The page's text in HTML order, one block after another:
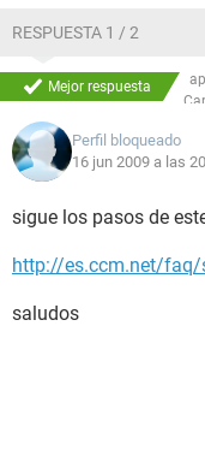
RESPUESTA 1 / 2
Mejor respuesta
Perfil bloqueado
16 jun 2009 a las
sigue los pasos de
http://es.ccm.net/faq/
saludos